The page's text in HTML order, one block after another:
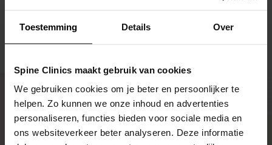
Toestemming Details Over
Spine Clinics maakt gebruik van cookies
We gebruiken cookies om je beter en persoonlijker te
helpen. Zo kunnen we onze inhoud en advertenties
personaliseren, functies bieden voor sociale media en
ons websiteverkeer beter analyseren. Deze informatie
Combineer het
Naar werk, in de pauze of als